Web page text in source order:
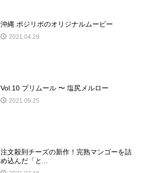
沖縄 ポジリポのオリジナルムービー
2021.04.29
Vol.10 プリムール 〜 塩尻メルロー
2021.09.25
注文殺到チーズの新作！完熟マンゴーを詰
め込んだ「と...